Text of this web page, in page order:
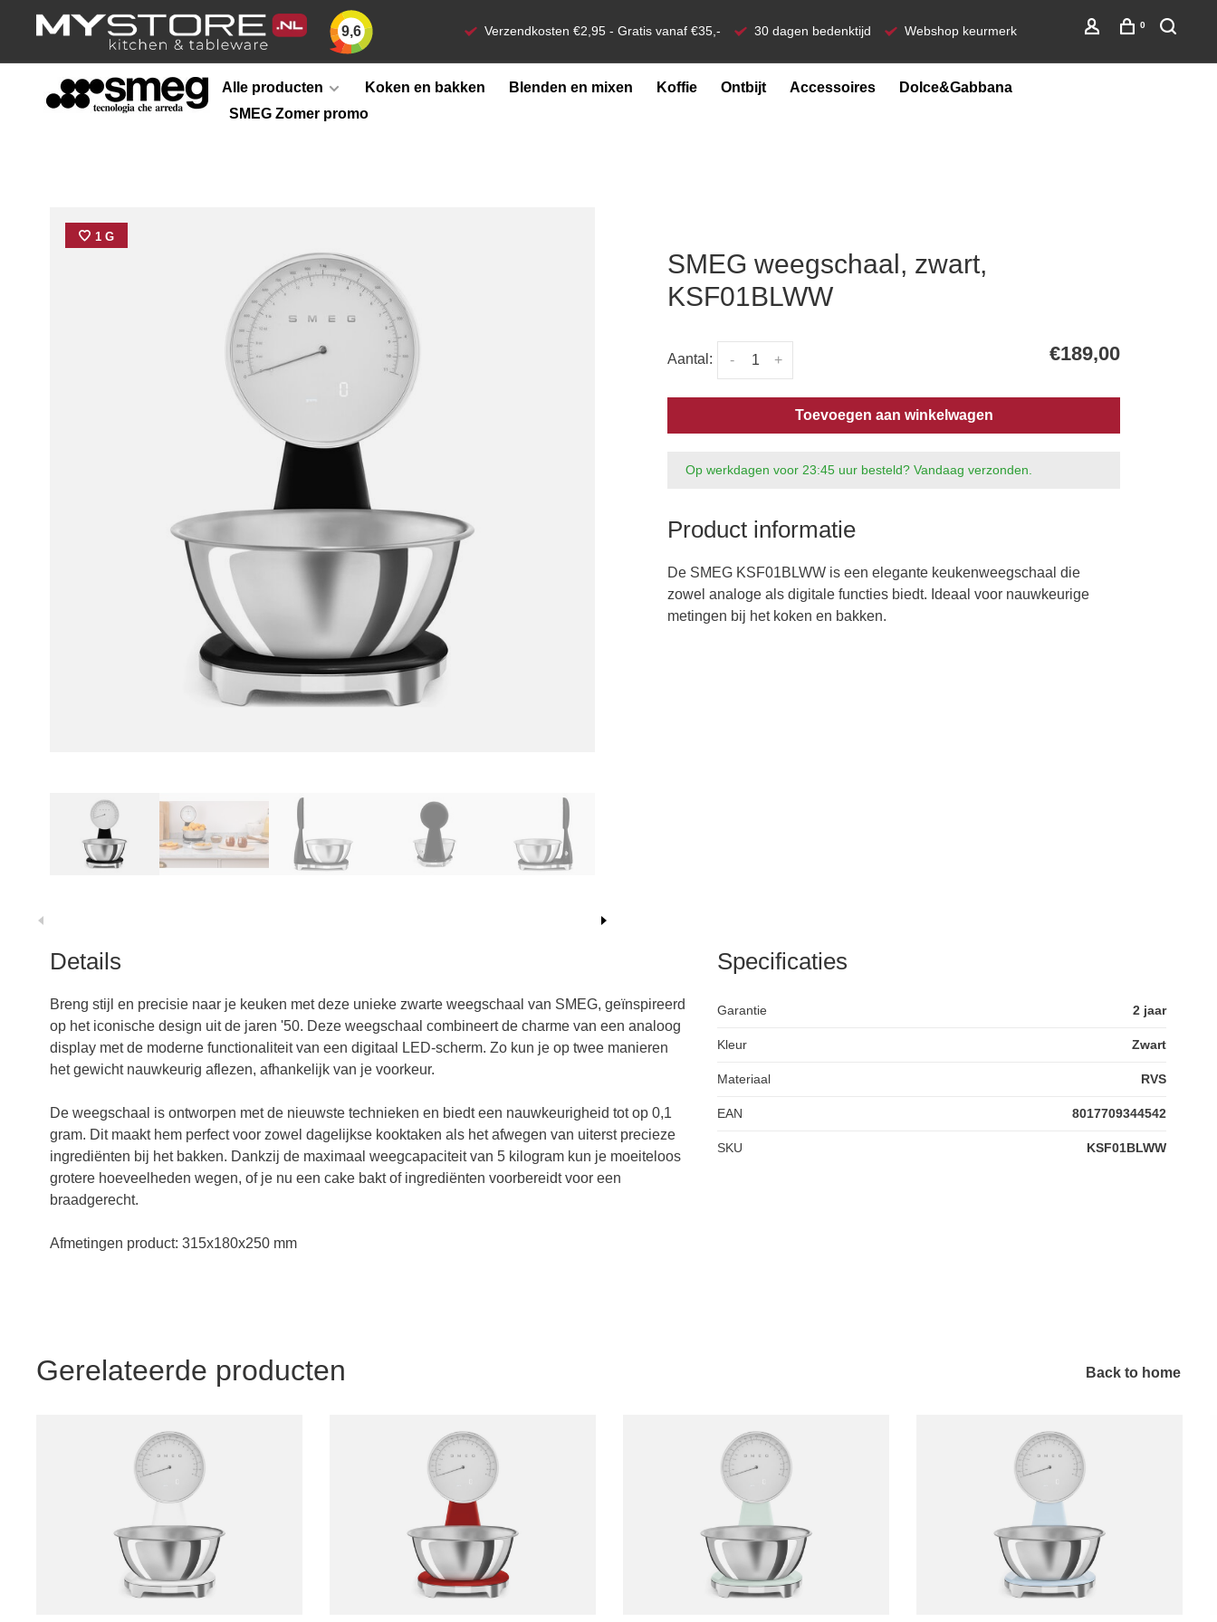
9,6 Verzendkosten €2,95 - Gratis vanaf €35,- 30 dagen bedenktijd Webshop keurmerk 0
Alle producten Koken en bakken Blenden en mixen Koffie Ontbijt Accessoires
Dolce&Gabbana
SMEG Zomer promo
1 G
SMEG weegschaal, zwart,
KSF01BLWW
Aantal: +
- €189,00
Toevoegen aan winkelwagen
Op werkdagen voor 23:45 uur besteld? Vandaag verzonden.
Product informatie
De SMEG KSF01BLWW is een elegante keukenweegschaal die
zowel analoge als digitale functies biedt. Ideaal voor nauwkeurige
metingen bij het koken en bakken.
Details
Breng stijl en precisie naar je keuken met deze unieke zwarte weegschaal van SMEG, geïnspireerd
op het iconische design uit de jaren '50. Deze weegschaal combineert de charme van een analoog
display met de moderne functionaliteit van een digitaal LED-scherm. Zo kun je op twee manieren
het gewicht nauwkeurig aflezen, afhankelijk van je voorkeur.
De weegschaal is ontworpen met de nieuwste technieken en biedt een nauwkeurigheid tot op 0,1
gram. Dit maakt hem perfect voor zowel dagelijkse kooktaken als het afwegen van uiterst precieze
ingrediënten bij het bakken. Dankzij de maximaal weegcapaciteit van 5 kilogram kun je moeiteloos
grotere hoeveelheden wegen, of je nu een cake bakt of ingrediënten voorbereidt voor een
braadgerecht.
Afmetingen product: 315x180x250 mm
Specificaties
Garantie 2 jaar
Kleur Zwart
Materiaal RVS
EAN 8017709344542
SKU KSF01BLWW
Gerelateerde producten Back to home